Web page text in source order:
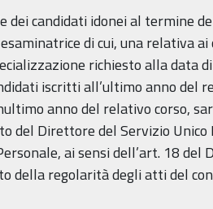
dei candidati idonei al termine
di cui, una relativa
richiesto alla data
iscritti all’ultimo anno del
anno del relativo corso,
del Direttore del Servizio
ai sensi dell’art. 18 del
della regolarità degli atti del